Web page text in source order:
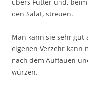
übers Futter und,
den Salat, streuen.
Man kann sie sehr gut
eigenen Verzehr kann
nach dem Auftauen
würzen.